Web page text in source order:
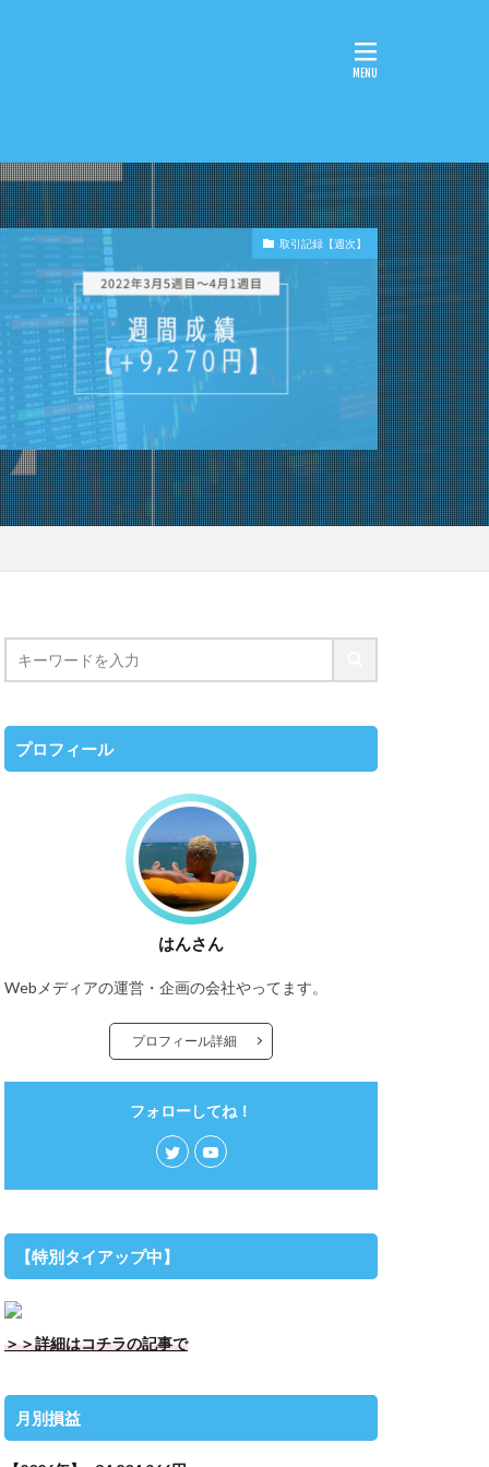
取引記録【週次】
プロフィール
はんさん
Webメディアの運営・企画の会社やってます。
プロフィール詳細
フォローしてね！
【特別タイアップ中】
＞＞詳細はコチラの記事で
月別損益